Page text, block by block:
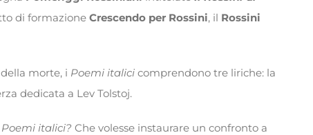
di formazione Crescendo per Rossini, il Rossini
morte, i Poemi italici comprendono tre liriche: la
dedicata a Lev Tolstoj.
Poemi italici? Che volesse instaurare un confronto a